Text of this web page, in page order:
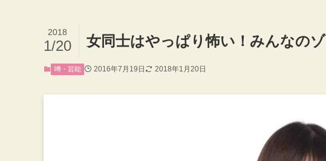
女同士はやっぱり怖い！みんなの
2018
1/20
噂・芸能 2016年7月19日 2018年1月20日